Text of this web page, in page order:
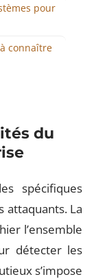
pour
connaître
du
spécifiques
attaquants. La
l’ensemble
détecter les
s’impose